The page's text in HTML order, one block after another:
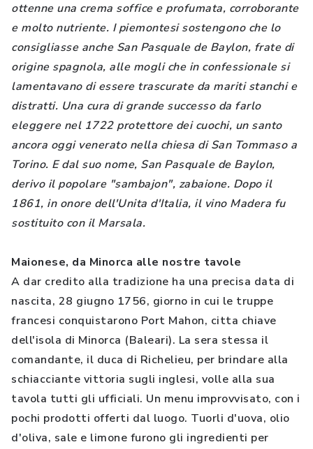
ottenne una crema soffice e profumata, corroborante
e molto nutriente. I piemontesi sostengono che lo
consigliasse anche San Pasquale de Baylon, frate di
origine spagnola, alle mogli che in confessionale si
lamentavano di essere trascurate da mariti stanchi e
distratti. Una cura di grande successo da farlo
eleggere nel 1722 protettore dei cuochi, un santo
ancora oggi venerato nella chiesa di San Tommaso a
Torino. E dal suo nome, San Pasquale de Baylon,
derivo il popolare "sambajon", zabaione. Dopo il
1861, in onore dell'Unita d'Italia, il vino Madera fu
sostituito con il Marsala.
Maionese, da Minorca alle nostre tavole
A dar credito alla tradizione ha una precisa data di
nascita, 28 giugno 1756, giorno in cui le truppe
francesi conquistarono Port Mahon, citta chiave
dell'isola di Minorca (Baleari). La sera stessa il
comandante, il duca di Richelieu, per brindare alla
schiacciante vittoria sugli inglesi, volle alla sua
tavola tutti gli ufficiali. Un menu improvvisato, con i
pochi prodotti offerti dal luogo. Tuorli d'uova, olio
d'oliva, sale e limone furono gli ingredienti per